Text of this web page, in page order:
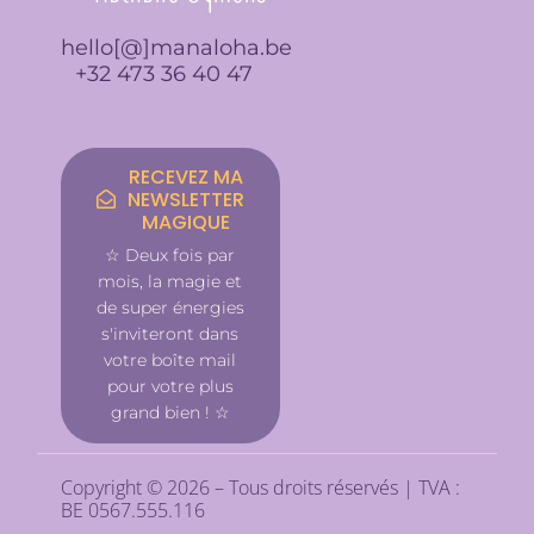
hello[@]manaloha.be
+32 473 36 40 47
RECEVEZ MA
NEWSLETTER
MAGIQUE
☆ Deux fois par
mois, la magie et
de super énergies
s'inviteront dans
votre boîte mail
pour votre plus
grand bien ! ☆
Copyright © 2026 – Tous droits réservés | TVA :
BE 0567.555.116